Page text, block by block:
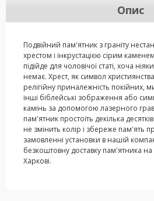
Опис
Подвійний пам'ятник з граніту
хрестом і інкрустацією сірим
підійде для чоловічої статі, хоча
немає. Хрест, як символ
релігійну приналежність
інші біблейські зображення або
камінь за допомогою лазерного
пам'ятник простоїть декілька
не змінить колір і збереже пам'ять
замовленні установки в нашій
безкоштовну доставку пам'ятника
Харкові.